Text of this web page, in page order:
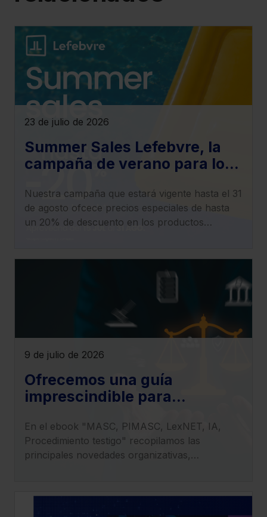
23 de julio de 2026
Summer Sales Lefebvre, la
campaña de verano para los
Nuestra campaña que estará vigente hasta el 31
de agosto ofcece precios especiales de hasta
un 20% de descuento en los productos
9 de julio de 2026
Ofrecemos una guía
imprescindible para
1/2025 en la transformación
del sistema judicial
En el ebook "MASC, PIMASC, LexNET, IA,
Procedimiento testigo" recopilamos las
principales novedades organizativas,